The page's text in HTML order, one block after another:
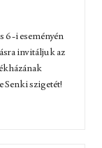
i eseményén
invitáljuk az
Senki szigetét!